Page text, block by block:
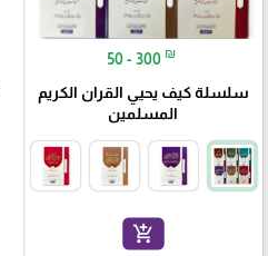
50 - 300 ₪
سلسلة كيف يحيي القران الكريم
المسلمين
add_shopping_cart